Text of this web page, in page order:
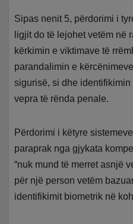
Sipas nenit 5, përdorimi i
ligjit do të lejohet vetëm në
kërkimin e viktimave të
parandalimin e
sigurisë, si dhe
vepra të rënda penale.
Përdorimi i këtyre
paraprak nga gjykata
“nuk mund të merret asnjë
për një person vetëm
identifikimit biometrik në